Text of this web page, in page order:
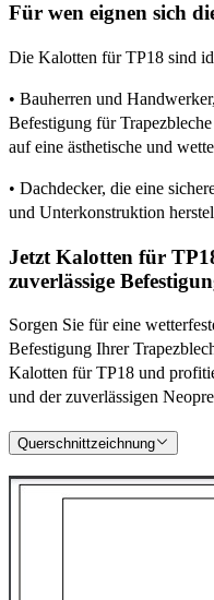
Für wen eignen sich
Die Kalotten für TP18 sind
• Bauherren und
Befestigung für
auf eine ästhetische und
• Dachdecker, die eine
und Unterkonstruktion
Jetzt Kalotten für
zuverlässige
Sorgen Sie für eine
Befestigung Ihrer
Kalotten für TP18 und
und der zuverlässigen
Querschnittzeichnung